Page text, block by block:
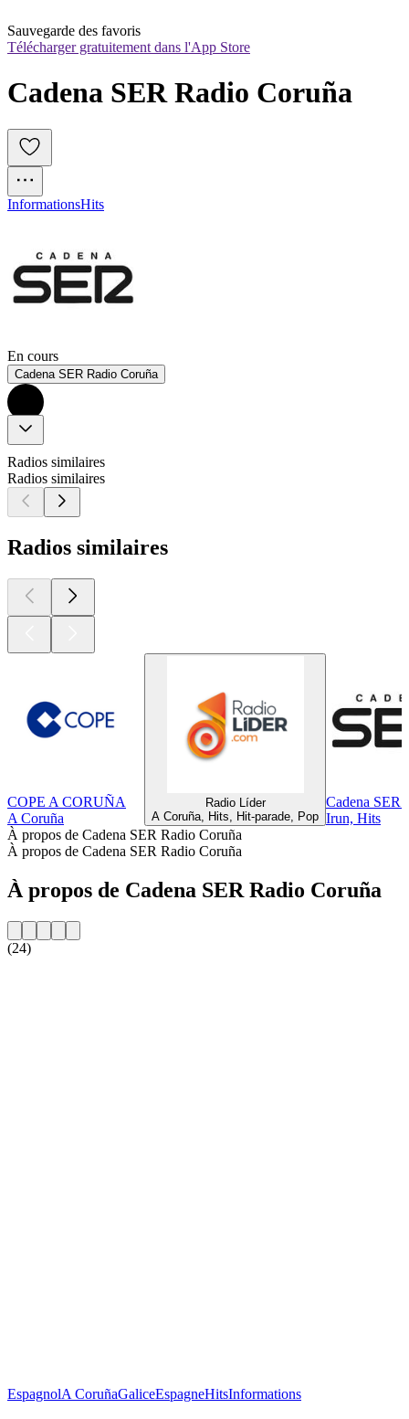
Sauvegarde des favoris
Télécharger gratuitement dans l'App Store
InformationsHits
En cours
Cadena SER Radio Coruña
Radios similaires
Radios similaires
Radios similaires
COPE A CORUÑA
A Coruña
Radio Líder
A Coruña, Hits, Hit-parade, Pop
Cadena SER
Irun, Hits
À propos de Cadena SER Radio Coruña
À propos de Cadena SER Radio Coruña
À propos de Cadena SER Radio Coruña
(24)
EspagnolA CoruñaGaliceEspagneHitsInformations